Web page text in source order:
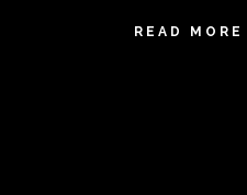
READ MORE